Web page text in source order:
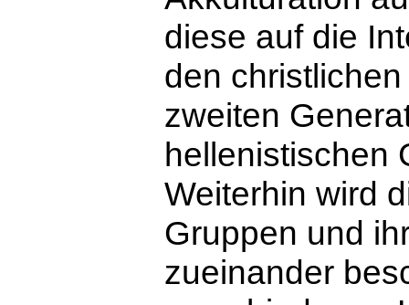
diese auf die
den
zweiten
hellenistischen
Weiterhin wird
Gruppen und
zueinander